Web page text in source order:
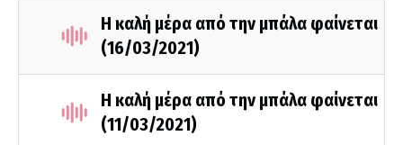
Η καλή μέρα από την μπάλα φαίνεται
(16/03/2021)
Η καλή μέρα από την μπάλα φαίνεται
(11/03/2021)